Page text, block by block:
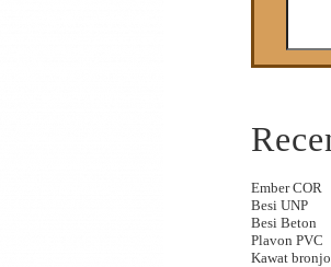
Ember COR
Besi UNP
Besi Beton
Plavon PVC
Kawat